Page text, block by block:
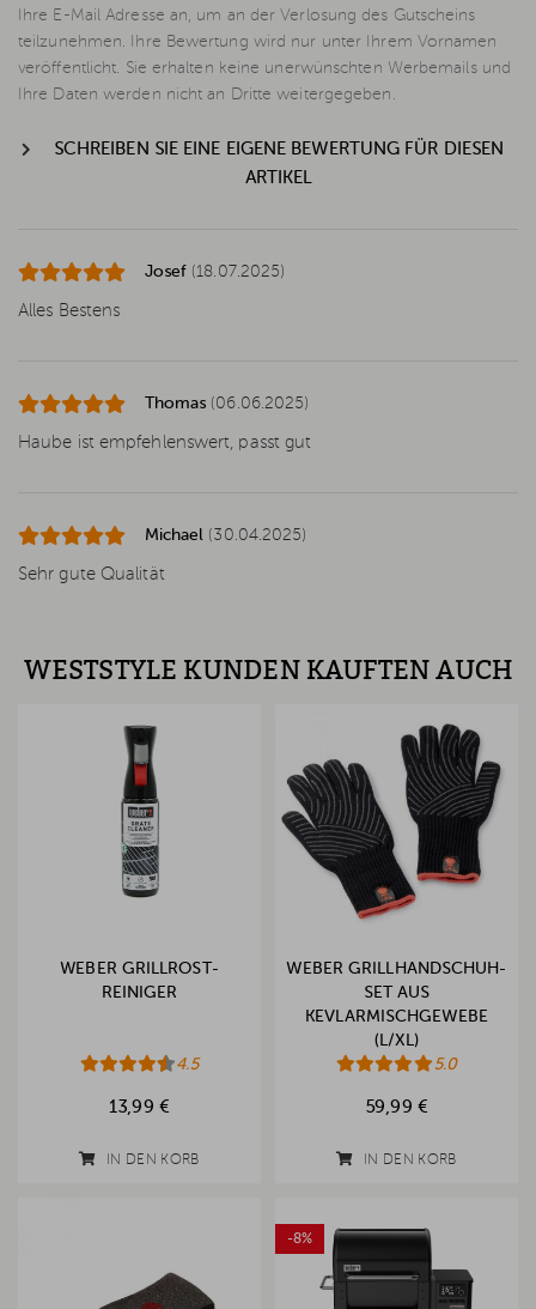
Ihre E-Mail Adresse an, um an der Verlosung des Gutscheins
teilzunehmen. Ihre Bewertung wird nur unter Ihrem Vornamen
veröffentlicht. Sie erhalten keine unerwünschten Werbemails und
Ihre Daten werden nicht an Dritte weitergegeben.
SCHREIBEN SIE EINE EIGENE BEWERTUNG FÜR DIESEN
ARTIKEL
Josef (18.07.2025)
Alles Bestens
Thomas (06.06.2025)
Haube ist empfehlenswert, passt gut
Michael (30.04.2025)
Sehr gute Qualität
WESTSTYLE KUNDEN KAUFTEN AUCH
WEBER GRILLROST-
REINIGER
4.5
13,99 €
IN DEN KORB
WEBER GRILLHANDSCHUH-
SET AUS
KEVLARMISCHGEWEBE
(L/XL)
5.0
59,99 €
IN DEN KORB
-8%